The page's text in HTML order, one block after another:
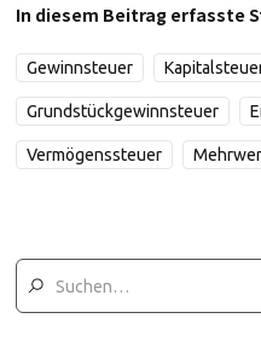
In diesem Beitrag erfasste
Gewinnsteuer
Grundstückgewinnsteuer
Vermögenssteuer